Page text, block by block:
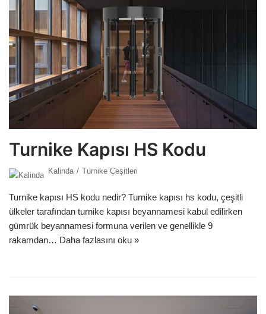
Turnike Kapısı HS Kodu
Kalinda Turnike Çeşitleri
Turnike kapısı HS kodu nedir? Turnike kapısı hs kodu, çeşitli
ülkeler tarafından turnike kapısı beyannamesi kabul edilirken
gümrük beyannamesi formuna verilen ve genellikle 9
rakamdan… Daha fazlasını oku »